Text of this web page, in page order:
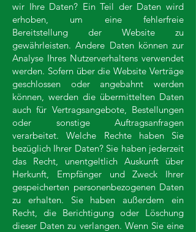
wir Ihre Daten? Ein Teil der Daten wird
erhoben, um eine fehlerfreie
Bereitstellung der Website zu
gewährleisten. Andere Daten können zur
Analyse Ihres Nutzerverhaltens verwendet
werden. Sofern über die Website Verträge
geschlossen oder angebahnt werden
können, werden die übermittelten Daten
auch für Vertragsangebote, Bestellungen
oder sonstige Auftragsanfragen
verarbeitet. Welche Rechte haben Sie
bezüglich Ihrer Daten? Sie haben jederzeit
das Recht, unentgeltlich Auskunft über
Herkunft, Empfänger und Zweck Ihrer
gespeicherten personenbezogenen Daten
zu erhalten. Sie haben außerdem ein
Recht, die Berichtigung oder Löschung
dieser Daten zu verlangen. Wenn Sie eine